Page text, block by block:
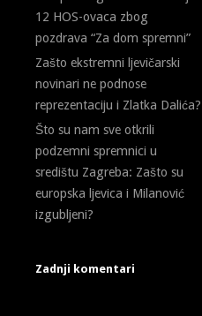
12 HOS-ovaca zbog
pozdrava “Za dom spremni”
Zašto ekstremni ljevičarski
novinari ne podnose
reprezentaciju i Zlatka Dalića?
Što su nam sve otkrili
podzemni spremnici u
središtu Zagreba: Zašto su
europska ljevica i Milanović
izgubljeni?
Zadnji komentari